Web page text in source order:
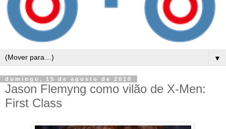
▼
domingo, 15 de agosto de 2010
Jason Flemyng como vilão de X-Men:
First Class